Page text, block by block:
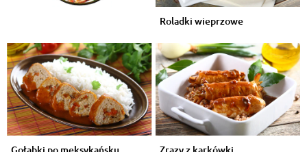
, 27.12.2015
Odpowiedz
Mazurek Wanda, 27.12.2015
Dajcie spokój z tym jedzeniem. Starczy tego
obżarstwa. :)
Odpowiedz
Roladki wieprzowe
Gołąbki po meksykańsku Zrazy z karkówki